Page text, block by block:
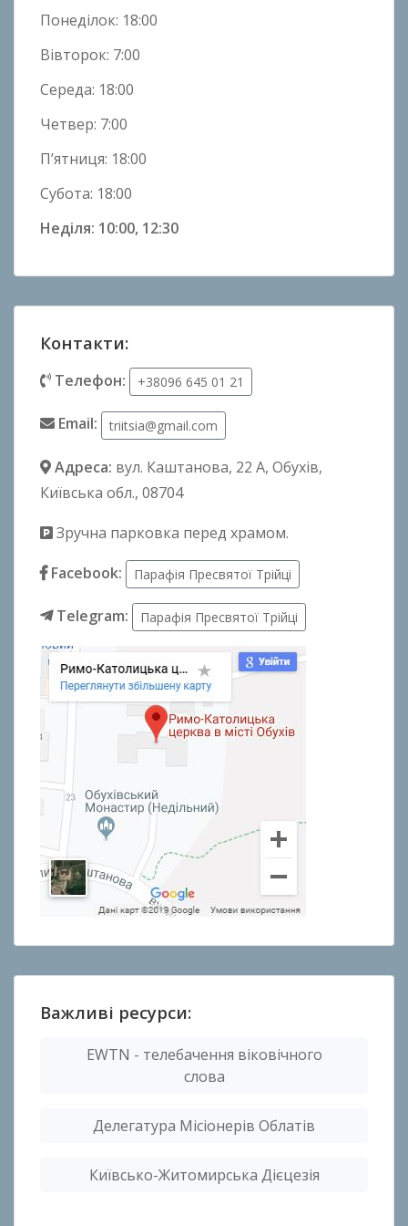
и
Понеділок: 18:00
Вівторок: 7:00
Середа: 18:00
Четвер: 7:00
П’ятниця: 18:00
Субота: 18:00
Неділя: 10:00, 12:30
Контакти:
Телефон: +38096 645 01 21
Email: triitsia@gmail.com
Адреса: вул. Каштанова, 22 А, Обухів,
Київська обл., 08704
Зручна парковка перед храмом.
Facebook:
Парафія Пресвятої Трійці
Telegram: Парафія Пресвятої Трійці
Важливі ресурси:
EWTN - телебачення віковічного
слова
Делегатура Місіонерів Облатів
Київсько-Житомирська Дієцезія